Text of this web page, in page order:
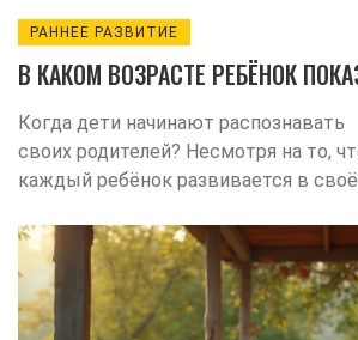
РАННЕЕ РАЗВИТИЕ
В КАКОМ ВОЗРАСТЕ РЕБЁНОК
Когда дети начинают распознавать
своих родителей? Несмотря на то,
каждый ребёнок развивается в
которые помогут понять, как и в
возрасте малыши устанавливают
с мамой. В статье расскажем, какие
сигналы показывают, что ребёнок